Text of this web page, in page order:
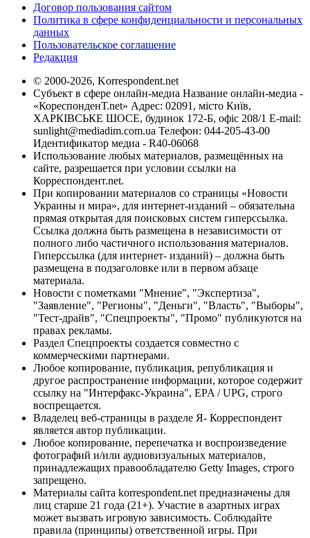
Договор пользования сайтом
Политика в сфере конфиденциальности и персональных
данных
Пользовательское соглашение
Редакция
© 2000-2026, Korrespondent.net
Субъект в сфере онлайн-медиа Название онлайн-медиа -
«КореспонденТ.net» Адрес: 02091, місто Київ,
ХАРКІВСЬКЕ ШОСЕ, будинок 172-Б, офіс 208/1 E-mail:
sunlight@mediadim.com.ua Телефон: 044-205-43-00
Идентификатор медиа - R40-06068
Использование любых материалов, размещённых на
сайте, разрешается при условии ссылки на
Корреспондент.net.
При копировании материалов со страницы «Новости
Украины и мира», для интернет-изданий – обязательна
прямая открытая для поисковых систем гиперссылка.
Ссылка должна быть размещена в независимости от
полного либо частичного использования материалов.
Гиперссылка (для интернет- изданий) – должна быть
размещена в подзаголовке или в первом абзаце
материала.
Новости с пометками "Мнение", "Экспертиза",
"Заявление", "Регионы", "Деньги", "Власть", "Выборы",
"Тест-драйв", "Спецпроекты", "Промо" публикуются на
правах рекламы.
Раздел Спецпроекты создается совместно с
коммерческими партнерами.
Любое копирование, публикация, републикация и
другое распространение информации, которое содержит
ссылку на "Интерфакс-Украина", EPA / UPG, строго
воспрещается.
Владелец веб-страницы в разделе Я- Корреспондент
является автор публикации.
Любое копирование, перепечатка и воспроизведение
фотографий и/или аудиовизуальных материалов,
принадлежащих правообладателю Getty Images, строго
запрещено.
Материалы сайта korrespondent.net предназначены для
лиц старше 21 года (21+). Участие в азартных играх
может вызвать игровую зависимость. Соблюдайте
правила (принципы) ответственной игры. При